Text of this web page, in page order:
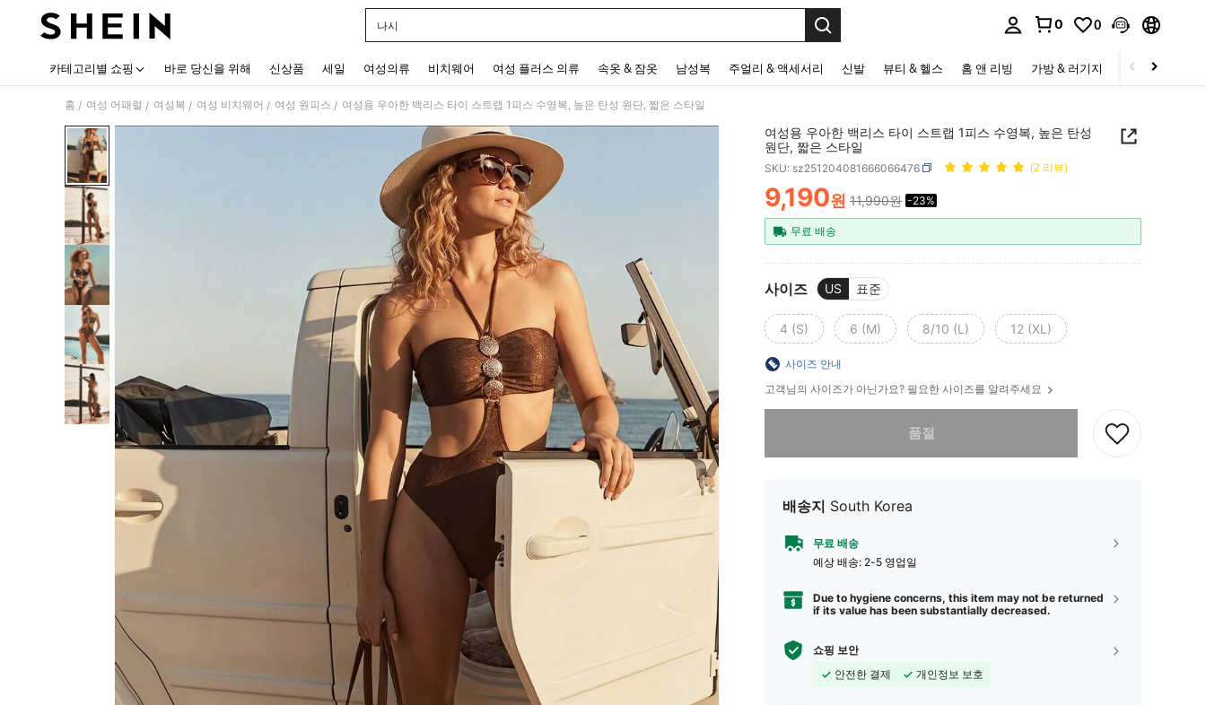
나시
0 0
카테고리별 쇼핑 바로 당신을 위해 신상품 세일 여성의류 비치웨어 여성 플러스 의류 속옷 & 잠옷 남성복 주얼리 & 액세서리 신발 뷰티 & 헬스 홈 앤 리빙 가방 & 러기지 스포츠 & 아웃
홈 / 여성 어패럴 / 여성복 / 여성 비치웨어 / 여성 원피스 / 여성용 우아한 백리스 타이 스트랩 1피스 수영복, 높은 탄성 원단, 짧은 스타일
여성용 우아한 백리스 타이 스트랩 1피스 수영복, 높은 탄성
원단, 짧은 스타일
SKU: sz251204081666066476 (2 리뷰)
PRICE AND AVAILABILITY
9,190원 11,990원 -23%
무료 배송
사이즈 US 표준
4 (S) 6 (M) 8/10 (L) 12 (XL)
사이즈 안내
고객님의 사이즈가 아닌가요? 필요한 사이즈를 알려주세요
품절
죄송합니다. 이 상품은 품절되었습니다.
배송지 South Korea
무료 배송
예상 배송: 2-5 영업일
Due to hygiene concerns, this item may not be returned
if its value has been substantially decreased.
쇼핑 보안
안전한 결제
개인정보 보호